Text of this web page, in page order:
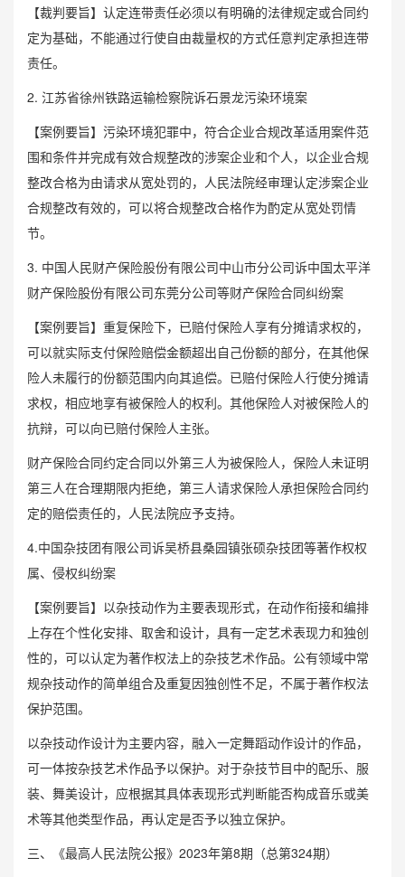
【裁判要旨】认定连带责任必须以有明确的法律规定或合同约
定为基础，不能通过行使自由裁量权的方式任意判定承担连带
责任。
2. 江苏省徐州铁路运输检察院诉石景龙污染环境案
【案例要旨】污染环境犯罪中，符合企业合规改革适用案件范
围和条件并完成有效合规整改的涉案企业和个人，以企业合规
整改合格为由请求从宽处罚的，人民法院经审理认定涉案企业
合规整改有效的，可以将合规整改合格作为酌定从宽处罚情
节。
3. 中国人民财产保险股份有限公司中山市分公司诉中国太平洋
财产保险股份有限公司东莞分公司等财产保险合同纠纷案
【案例要旨】重复保险下，已赔付保险人享有分摊请求权的，
可以就实际支付保险赔偿金额超出自己份额的部分，在其他保
险人未履行的份额范围内向其追偿。已赔付保险人行使分摊请
求权，相应地享有被保险人的权利。其他保险人对被保险人的
抗辩，可以向已赔付保险人主张。
财产保险合同约定合同以外第三人为被保险人，保险人未证明
第三人在合理期限内拒绝，第三人请求保险人承担保险合同约
定的赔偿责任的，人民法院应予支持。
4.中国杂技团有限公司诉吴桥县桑园镇张硕杂技团等著作权权
属、侵权纠纷案
【案例要旨】以杂技动作为主要表现形式，在动作衔接和编排
上存在个性化安排、取舍和设计，具有一定艺术表现力和独创
性的，可以认定为著作权法上的杂技艺术作品。公有领域中常
规杂技动作的简单组合及重复因独创性不足，不属于著作权法
保护范围。
以杂技动作设计为主要内容，融入一定舞蹈动作设计的作品，
可一体按杂技艺术作品予以保护。对于杂技节目中的配乐、服
装、舞美设计，应根据其具体表现形式判断能否构成音乐或美
术等其他类型作品，再认定是否予以独立保护。
三、《最高人民法院公报》2023年第8期（总第324期）